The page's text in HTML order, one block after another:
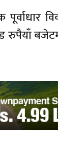
रुपैयाँ